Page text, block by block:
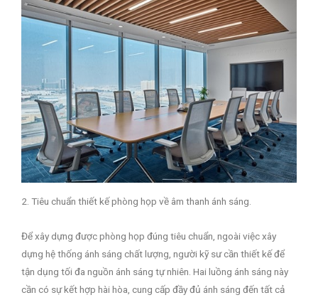
2. Tiêu chuẩn thiết kế phòng họp về âm thanh ánh sáng.
Để xây dựng được phòng họp đúng tiêu chuẩn, ngoài việc xây
dựng hệ thống ánh sáng chất lượng, người kỹ sư cần thiết kế để
tận dụng tối đa nguồn ánh sáng tự nhiên. Hai luồng ánh sáng này
cần có sự kết hợp hài hòa, cung cấp đầy đủ ánh sáng đến tất cả